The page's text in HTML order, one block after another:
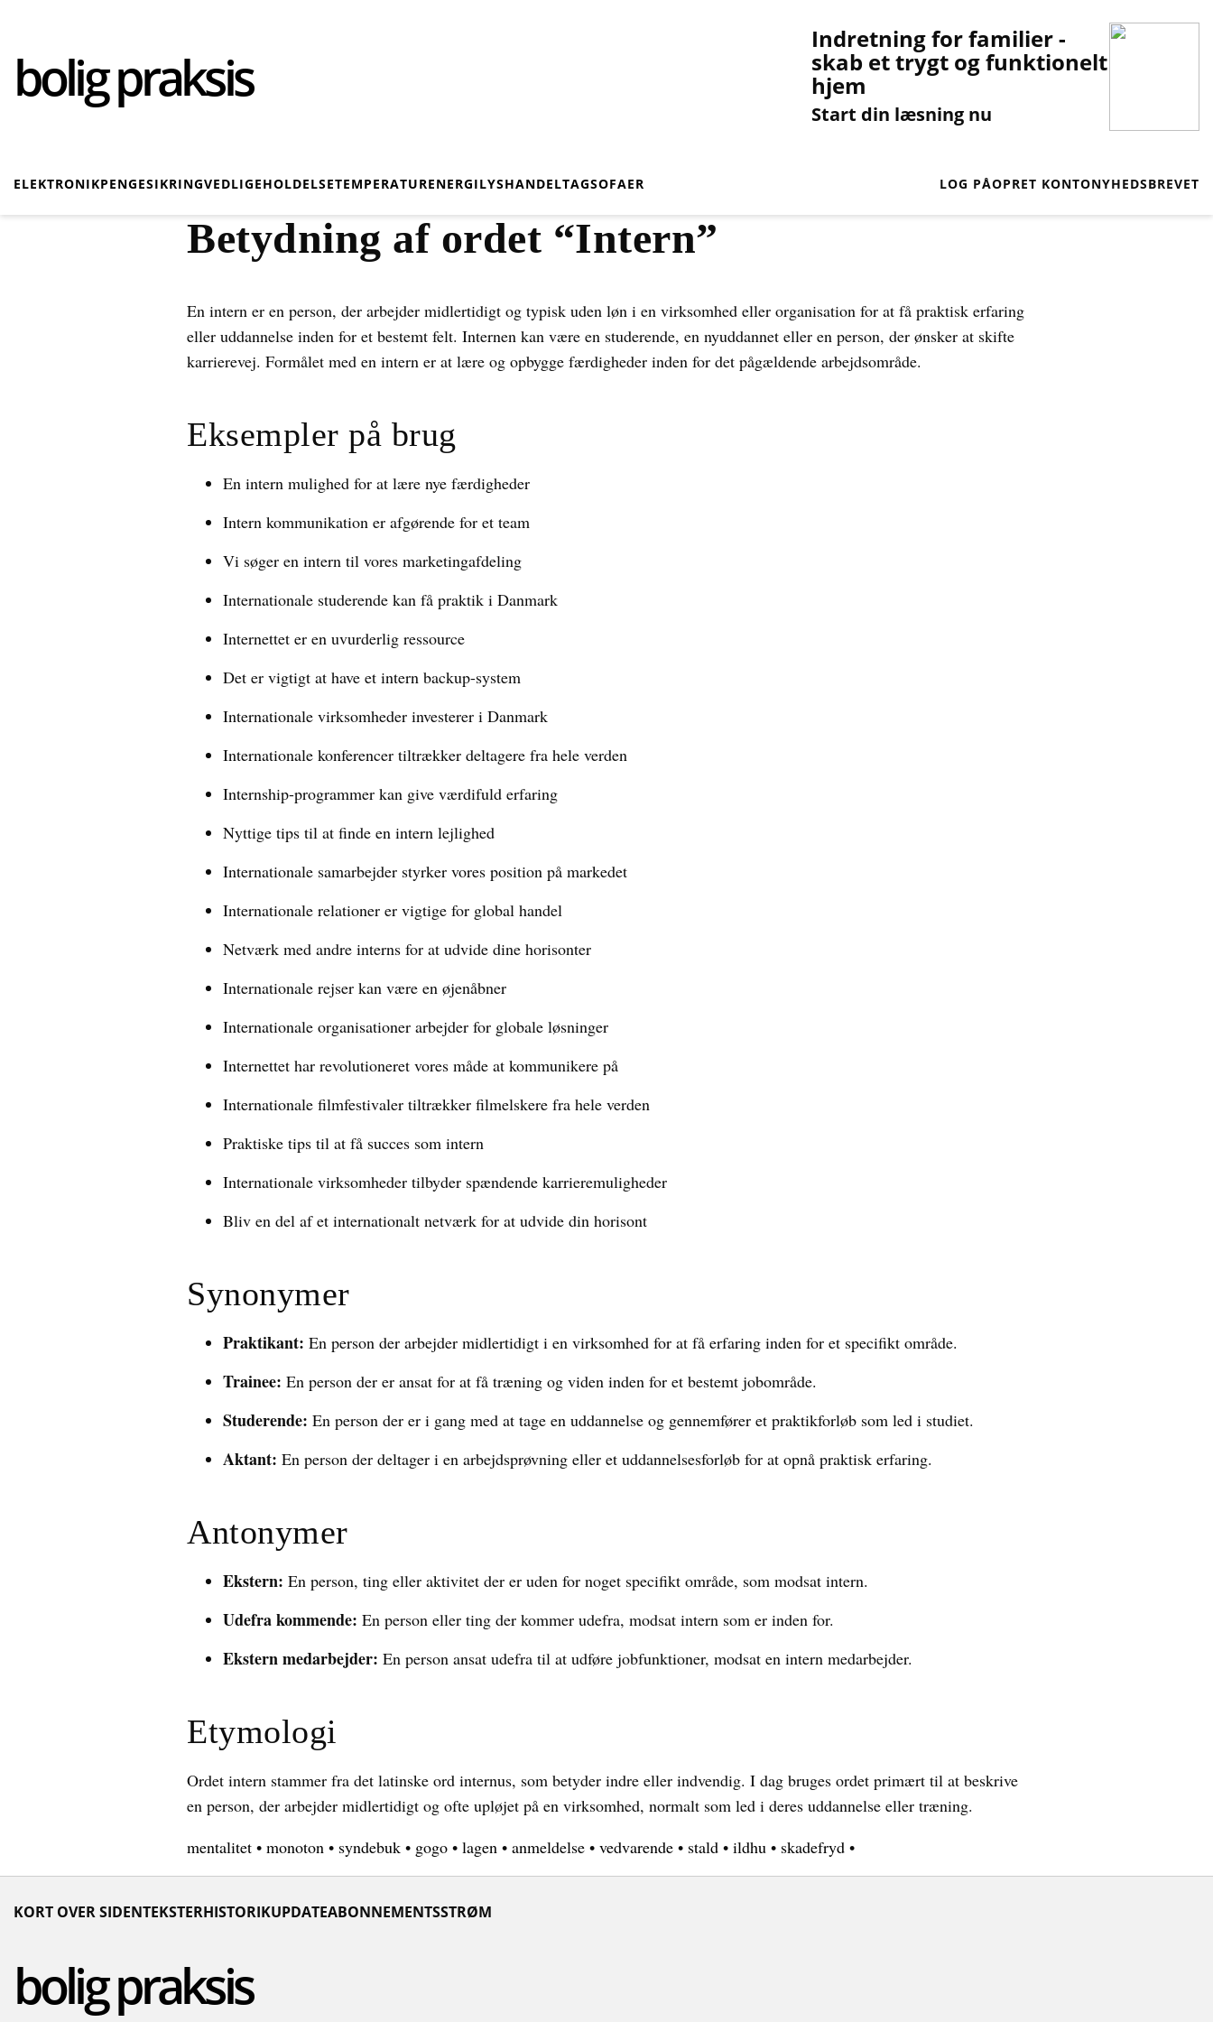
bolig praksis
Indretning for familier -
skab et trygt og funktionelt
hjem
Start din læsning nu
ELEKTRONIKPENGESIKRINGVEDLIGEHOLDELSETEMPERATURENERGILYSHANDELTAGSOFAER LOG PÅOPRET KONTONYHEDSBREVET
Betydning af ordet “Intern”
En intern er en person, der arbejder midlertidigt og typisk uden løn i en virksomhed eller organisation for at få praktisk erfaring
eller uddannelse inden for et bestemt felt. Internen kan være en studerende, en nyuddannet eller en person, der ønsker at skifte
karrierevej. Formålet med en intern er at lære og opbygge færdigheder inden for det pågældende arbejdsområde.
Eksempler på brug
En intern mulighed for at lære nye færdigheder
Intern kommunikation er afgørende for et team
Vi søger en intern til vores marketingafdeling
Internationale studerende kan få praktik i Danmark
Internettet er en uvurderlig ressource
Det er vigtigt at have et intern backup-system
Internationale virksomheder investerer i Danmark
Internationale konferencer tiltrækker deltagere fra hele verden
Internship-programmer kan give værdifuld erfaring
Nyttige tips til at finde en intern lejlighed
Internationale samarbejder styrker vores position på markedet
Internationale relationer er vigtige for global handel
Netværk med andre interns for at udvide dine horisonter
Internationale rejser kan være en øjenåbner
Internationale organisationer arbejder for globale løsninger
Internettet har revolutioneret vores måde at kommunikere på
Internationale filmfestivaler tiltrækker filmelskere fra hele verden
Praktiske tips til at få succes som intern
Internationale virksomheder tilbyder spændende karrieremuligheder
Bliv en del af et internationalt netværk for at udvide din horisont
Synonymer
Praktikant: En person der arbejder midlertidigt i en virksomhed for at få erfaring inden for et specifikt område.
Trainee: En person der er ansat for at få træning og viden inden for et bestemt jobområde.
Studerende: En person der er i gang med at tage en uddannelse og gennemfører et praktikforløb som led i studiet.
Aktant: En person der deltager i en arbejdsprøvning eller et uddannelsesforløb for at opnå praktisk erfaring.
Antonymer
Ekstern: En person, ting eller aktivitet der er uden for noget specifikt område, som modsat intern.
Udefra kommende: En person eller ting der kommer udefra, modsat intern som er inden for.
Ekstern medarbejder: En person ansat udefra til at udføre jobfunktioner, modsat en intern medarbejder.
Etymologi
Ordet intern stammer fra det latinske ord internus, som betyder indre eller indvendig. I dag bruges ordet primært til at beskrive
en person, der arbejder midlertidigt og ofte upløjet på en virksomhed, normalt som led i deres uddannelse eller træning.
mentalitet • monoton • syndebuk • gogo • lagen • anmeldelse • vedvarende • stald • ildhu • skadefryd •
bolig praksis
KORT OVER SIDENTEKSTERHISTORIKUPDATEABONNEMENTSSTRØM